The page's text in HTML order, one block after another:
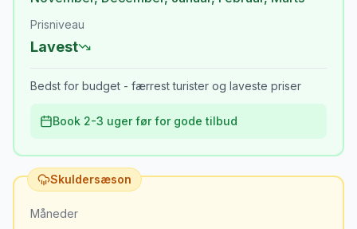
Prisniveau
Lavest
Bedst for budget - færrest turister og laveste priser
Book 2-3 uger før for gode tilbud
Skuldersæson
Måneder